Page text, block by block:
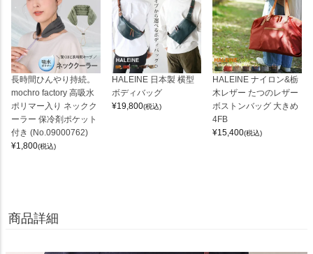
長時間ひんやり持続。
mochro factory 高吸水
ポリマー入り ネックク
ーラー 保冷剤ポケット
付き (No.09000762)
¥1,800(税込)
HALEINE 日本製 横型
ボディバッグ
¥19,800(税込)
HALEINE ナイロン&栃
木レザー たつのレザー
ボストンバッグ 大きめ
4FB
¥15,400(税込)
商品詳細